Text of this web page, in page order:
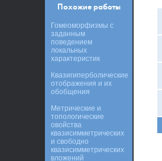
Похожие работы
Гомеоморфизмы с
заданным
поведением
локальных
характеристик
Квазигиперболические
отображения и их
обобщения
Метрические и
топологические
овойства
квазисимметрических
и свободно
квазисимметрических
вложений